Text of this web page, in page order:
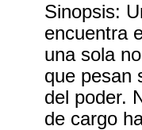
Sinopsis:
encuentra
una sola
que pesan
del poder.
de cargo